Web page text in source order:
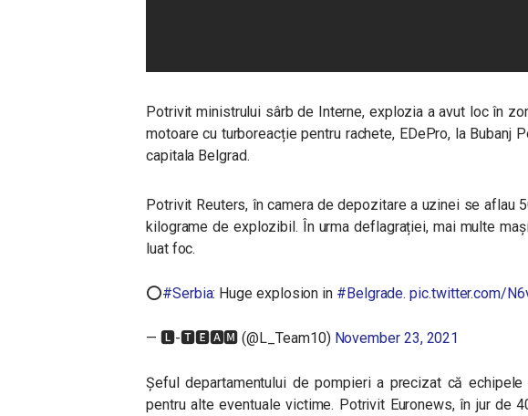
Potrivit ministrului sârb de Interne, explozia a avut loc în
motoare cu turboreacție pentru rachete, EDePro, la Bubanj
capitala Belgrad.
Potrivit Reuters, în camera de depozitare a uzinei se aflau
kilograme de explozibil. În urma deflagrației, mai multe
luat foc.
⭕️#Serbia: Huge explosion in #Belgrade.pic.twitter.com/
— 🅻-🆃🅴🅰🅼 (@L_Team10) November 23, 2021
Șeful departamentului de pompieri a precizat că
pentru alte eventuale victime. Potrivit Euronews, în jur de